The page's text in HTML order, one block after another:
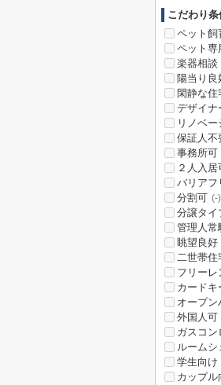
こだわり条
ペット飼
ペット専
楽器相談
陽当り良
閑静な住
デザイナ
リノベ
保証人不
事務所可
２人入居
バリアフ
分割可 (-)
分譲タイ
管理人常
眺望良好
二世帯住
フリーレ
カードキ
オープン
外国人可
ガスコン
ルームシ
学生向け
カップル